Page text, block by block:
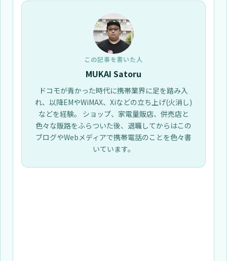
この記事を書いた人
MUKAI Satoru
ドコモが青かった時代に携帯業界に足を踏み入
れ、以降EMやWiMAX、Xiなどの立ち上げ(火消し)
などを経験。 ショップ、家電量販店、併売店と
色々な販路をふらついた後、退職してからはこの
ブログやWebメディアで携帯電話のことを色々書
いています。